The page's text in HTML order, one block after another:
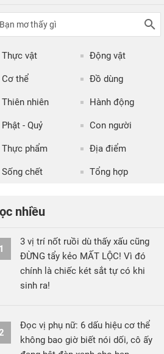
Thực vật Động vật
Cơ thể Đồ dùng
Thiên nhiên Hành động
Phật - Quỷ Con người
Thực phẩm Địa điểm
Sống chết Tổng hợp
nhiều
1
3 vị trí nốt ruồi dù thấy xấu cũng
ĐỪNG tẩy kẻo MẤT LỘC! Vì đó
chính là chiếc két sắt tự có khi
sinh ra!
Đọc vị phụ nữ: 6 dấu hiệu cơ thể
không bao giờ biết nói dối, cô ấy